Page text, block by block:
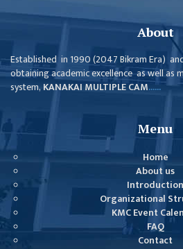
About
Established in 1990 (2047 Bikram Era)
obtaining academic excellence as well as
system, KANAKAI MULTIPLE CAM......
Menu
Home
About us
Introduction
Organizational
KMC Event
FAQ
Contact